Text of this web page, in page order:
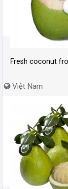
Fresh coconut
Việt Nam